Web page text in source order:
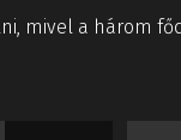
mivel a három